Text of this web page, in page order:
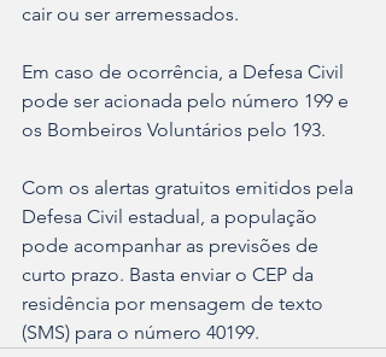
cair ou ser arremessados.
Em caso de ocorrência, a Defesa Civil
pode ser acionada pelo número 199 e
os Bombeiros Voluntários pelo 193.
Com os alertas gratuitos emitidos pela
Defesa Civil estadual, a população
pode acompanhar as previsões de
curto prazo. Basta enviar o CEP da
residência por mensagem de texto
(SMS) para o número 40199.